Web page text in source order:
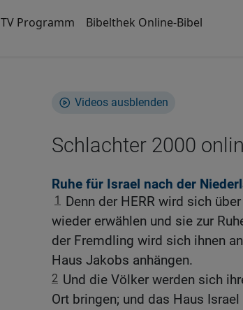
TV Programm Bibelthek Online-Bibel
Videos ausblenden
Schlachter 2000
Ruhe für Israel nach der
1
Denn der HERR wird sich
wieder erwählen und sie zur
der Fremdling wird sich ihnen
Haus Jakobs anhängen.
2 Und die Völker werden sich
Ort bringen; und das Haus